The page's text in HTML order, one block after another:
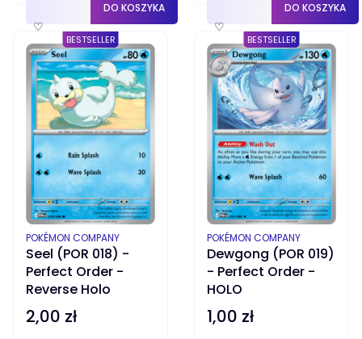
♡
DO KOSZYKA
♡
DO KOSZYKA
BESTSELLER
Seel (POR 018) -
Perfect Order -
Reverse Holo
PRODUCENT
POKÉMON COMPANY
Cena
2,00 zł
BESTSELLER
Dewgong (POR 019)
- Perfect Order -
HOLO
PRODUCENT
POKÉMON COMPANY
Cena
1,00 zł